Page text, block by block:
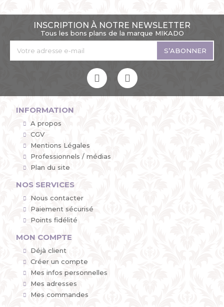
INSCRIPTION À NOTRE NEWSLETTER
Tous les bons plans de la marque MIKADO
S’ABONNER
INFORMATION
A propos
CGV
Mentions Légales
Professionnels / médias
Plan du site
NOS SERVICES
Nous contacter
Paiement sécurisé
Points fidélité
MON COMPTE
Déjà client
Créer un compte
Mes infos personnelles
Mes adresses
Mes commandes